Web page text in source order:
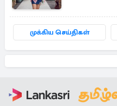
முக்கிய செய்திகள்